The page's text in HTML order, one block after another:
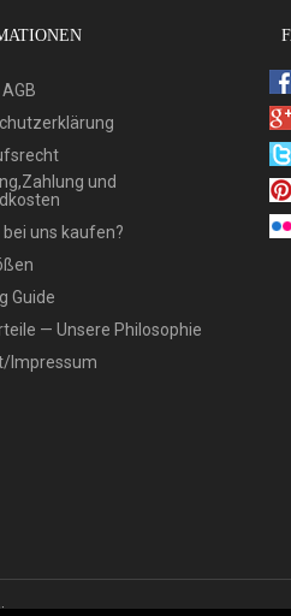
und
uns kaufen?
Guide
— Unsere Philosophie
Impressum